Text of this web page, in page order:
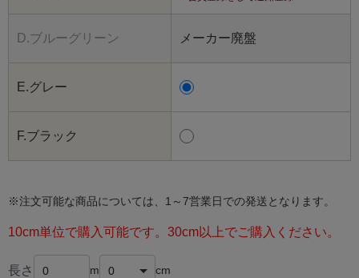
D.ブルーグリーン メーカー廃盤
E.グレー
F.ブラック
※注文可能な商品については、1～7営業日での発送となります。
10cm単位で購入可能です。30cm以上でご購入ください。
長さ m cm